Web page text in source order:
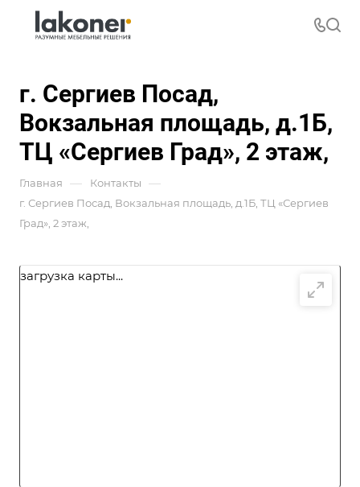
г. Сергиев Посад,
Вокзальная площадь, д.1Б,
ТЦ «Сергиев Град», 2 этаж,
Главная — Контакты —
г. Сергиев Посад, Вокзальная площадь, д.1Б, ТЦ «Сергиев
Град», 2 этаж,
загрузка карты...